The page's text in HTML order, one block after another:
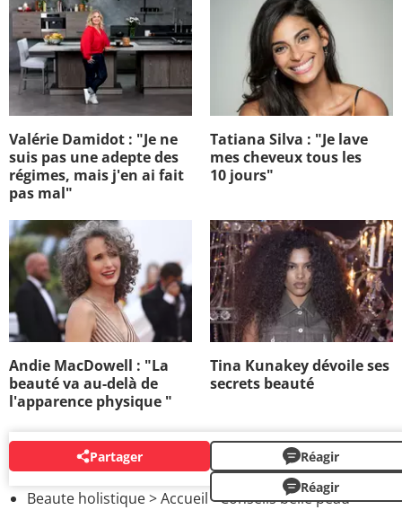
Valérie Damidot : "Je ne
suis pas une adepte des
régimes, mais j'en ai fait
pas mal"
Tatiana Silva : "Je lave
mes cheveux tous les
10 jours"
Andie MacDowell : "La
beauté va au-delà de
l'apparence physique "
Tina Kunakey dévoile ses
secrets beauté
Partager
Réagir
Réagir
AUTOUR DU MÊME SUJET
Beaute holistique> Accueil - Conseils belle peau